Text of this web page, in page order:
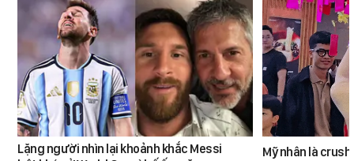
Lặng người nhìn lại khoảnh khắc Messi
Mỹ nhân là